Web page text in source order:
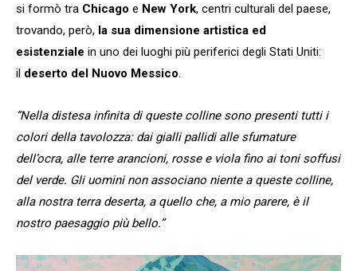
si formò tra Chicago e New York, centri culturali del paese,
trovando, però, la sua dimensione artistica ed
esistenziale in uno dei luoghi più periferici degli Stati Uniti:
il deserto del Nuovo Messico.
“Nella distesa infinita di queste colline sono presenti tutti i
colori della tavolozza: dai gialli pallidi alle sfumature
dell’ocra, alle terre arancioni, rosse e viola fino ai toni soffusi
del verde. Gli uomini non associano niente a queste colline,
alla nostra terra deserta, a quello che, a mio parere, è il
nostro paesaggio più bello.”